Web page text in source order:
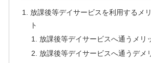
放課後等デイサービスを利用するメ
ト
放課後等デイサービスへ通うメリ
放課後等デイサービスへ通うデメ